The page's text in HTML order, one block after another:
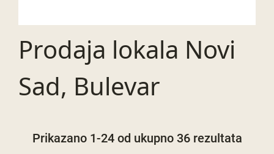
Prodaja lokala Novi
Sad, Bulevar
Prikazano 1-24 od ukupno 36 rezultata